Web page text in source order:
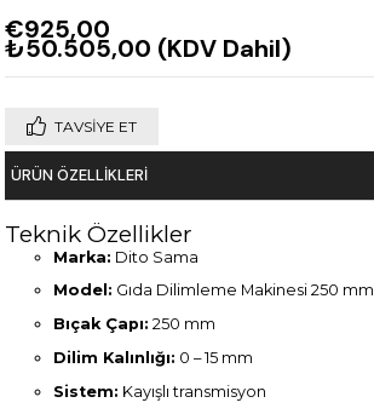
€925,00
₺50.505,00 (KDV Dahil)
TAVSIYE ET
ÜRÜN ÖZELLIKLERI
Teknik Özellikler
Marka: Dito Sama
Model: Gıda Dilimleme Makinesi 250 mm
Bıçak Çapı: 250 mm
Dilim Kalınlığı: 0 – 15 mm
Sistem: Kayışlı transmisyon